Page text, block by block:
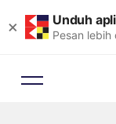
× Unduh
Pesan